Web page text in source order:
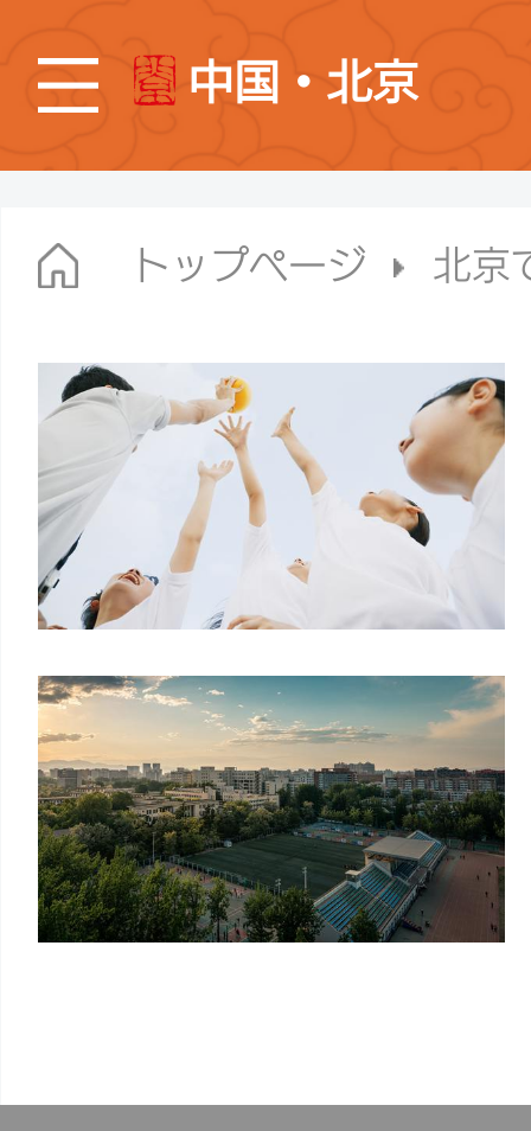
中国・北京
トップページ 北京